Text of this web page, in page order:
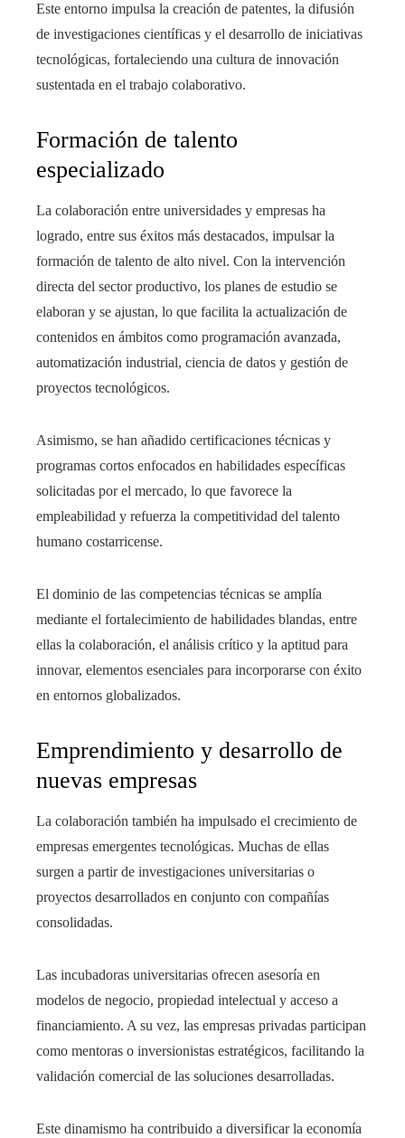
Este entorno impulsa la creación de patentes, la difusión
de investigaciones científicas y el desarrollo de iniciativas
tecnológicas, fortaleciendo una cultura de innovación
sustentada en el trabajo colaborativo.
Formación de talento
especializado
La colaboración entre universidades y empresas ha
logrado, entre sus éxitos más destacados, impulsar la
formación de talento de alto nivel. Con la intervención
directa del sector productivo, los planes de estudio se
elaboran y se ajustan, lo que facilita la actualización de
contenidos en ámbitos como programación avanzada,
automatización industrial, ciencia de datos y gestión de
proyectos tecnológicos.
Asimismo, se han añadido certificaciones técnicas y
programas cortos enfocados en habilidades específicas
solicitadas por el mercado, lo que favorece la
empleabilidad y refuerza la competitividad del talento
humano costarricense.
El dominio de las competencias técnicas se amplía
mediante el fortalecimiento de habilidades blandas, entre
ellas la colaboración, el análisis crítico y la aptitud para
innovar, elementos esenciales para incorporarse con éxito
en entornos globalizados.
Emprendimiento y desarrollo de
nuevas empresas
La colaboración también ha impulsado el crecimiento de
empresas emergentes tecnológicas. Muchas de ellas
surgen a partir de investigaciones universitarias o
proyectos desarrollados en conjunto con compañías
consolidadas.
Las incubadoras universitarias ofrecen asesoría en
modelos de negocio, propiedad intelectual y acceso a
financiamiento. A su vez, las empresas privadas participan
como mentoras o inversionistas estratégicos, facilitando la
validación comercial de las soluciones desarrolladas.
Este dinamismo ha contribuido a diversificar la economía